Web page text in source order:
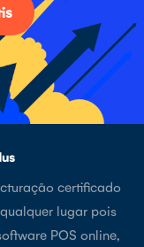
certificado
lugar pois
POS online,